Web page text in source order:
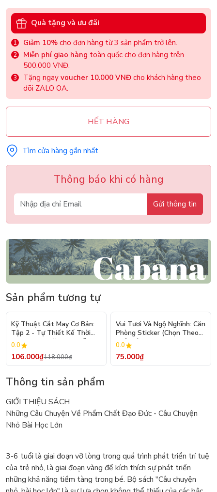
Quà tặng và ưu đãi
Giảm 10% cho đơn hàng từ 3 sản phẩm trở lên.
Miễn phí giao hàng toàn quốc cho đơn hàng trên
500.000 VNĐ.
Tặng ngay voucher 10.000 VNĐ cho khách hàng theo
dõi ZALO OA.
HẾT HÀNG
Tìm cửa hàng gần nhất
Thông báo khi có hàng
Gửi thông tin
Sản phẩm tương tự
- 10%
Kỹ Thuật Cắt May Cơ Bản:
Tập 2 - Tự Thiết Kế Thời
Trang Nam Nữ - Tạo Mẫu
Rập - Kỹ Thuật Nhảy Size
0.0
106.000₫118.000₫
Vui Tươi Và Ngộ Nghĩnh: Căn
Phòng Sticker (Chọn Theo
Chủ Đề) - Hơn 250 Sticker
0.0
75.000₫
Thông tin sản phẩm
GIỚI THIỆU SÁCH
Những Câu Chuyện Về Phẩm Chất Đạo Đức - Câu Chuyện
Nhỏ Bài Học Lớn
3-6 tuổi là giai đoạn vỡ lòng trong quá trình phát triển trí tuệ
của trẻ nhỏ, là giai đoạn vàng để kích thích sự phát triển
những khả năng tiềm tàng trong bé. Bộ sách "Câu chuyện